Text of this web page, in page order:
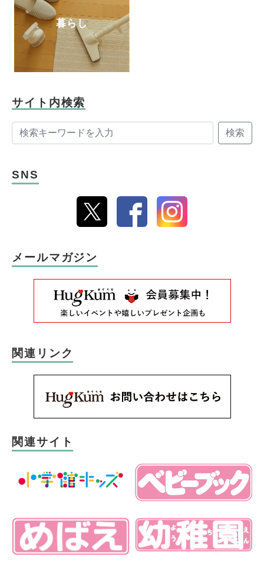
暮らし
サイト内検索
検索
SNS
メールマガジン
関連リンク
関連サイト